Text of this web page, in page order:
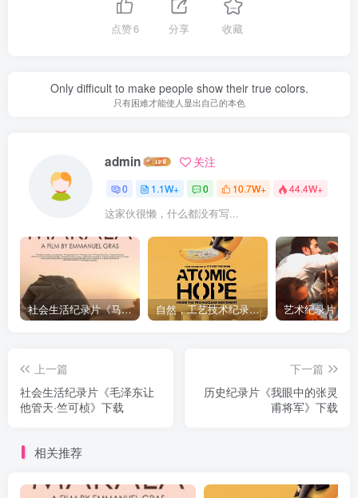
点赞6 分享 收藏
Only difficult to make people show their true colors.
只有困难才能使人显出自己的本色
admin 关注
0 1.1W+ 0 10.7W+ 44.4W+
这家伙很懒，什么都没有写...
社会生活纪录片《马加拉 Makala》下载 自然，工艺技术纪录片《原子能的希望 Atomic Hope – Inside the Pro-Nuclear Movement》下载
上一篇
社会生活纪录片《毛泽东让
他管天·竺可桢》下载
下一篇
历史纪录片《我眼中的张灵
甫将军》下载
相关推荐